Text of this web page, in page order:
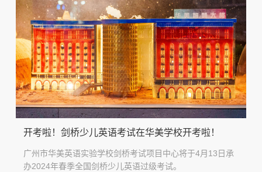
开考啦！剑桥少儿英语考试在华美学校开考啦！
广州市华美英语实验学校剑桥考试项目中心将于4月13日承
办2024年春季全国剑桥少儿英语过级考试。